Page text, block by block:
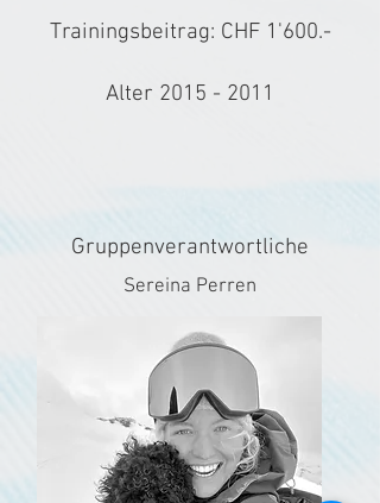
Trainingsbeitrag: CHF 1'600.-
Alter 2015 - 2011
Gruppenverantwortliche
Sereina Perren